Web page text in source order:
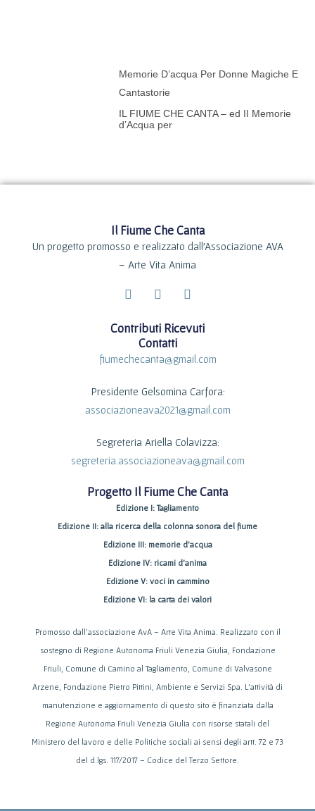
Memorie D’acqua Per Donne Magiche E
Cantastorie
IL FIUME CHE CANTA – ed II Memorie
d’Acqua per
Il Fiume Che Canta
Un progetto promosso e realizzato dall’Associazione AVA
– Arte Vita Anima
F
e
o
-
f
I
t
a
g
m
Y
t
b
Contributi Ricevuti
Contatti
fiumechecanta@gmail.com
Presidente Gelsomina Carfora:
associazioneava2021@gmail.com
Segreteria Ariella Colavizza:
segreteria.associazioneava@gmail.com
Progetto Il Fiume Che Canta
Edizione I: Tagliamento
Edizione II: alla ricerca della colonna sonora del fiume
Edizione III: memorie d’acqua
Edizione IV: ricami d’anima
Edizione V: voci in cammino
Edizione VI: la carta dei valori
Promosso dall’associazione AvA – Arte Vita Anima. Realizzato con il
sostegno di Regione Autonoma Friuli Venezia Giulia, Fondazione
Friuli, Comune di Camino al Tagliamento, Comune di Valvasone
Arzene, Fondazione Pietro Pittini, Ambiente e Servizi Spa. L’attività di
manutenzione e aggiornamento di questo sito è finanziata dalla
Regione Autonoma Friuli Venezia Giulia con risorse statali del
Ministero del lavoro e delle Politiche sociali ai sensi degli artt. 72 e 73
del d.lgs. 117/2017 – Codice del Terzo Settore.